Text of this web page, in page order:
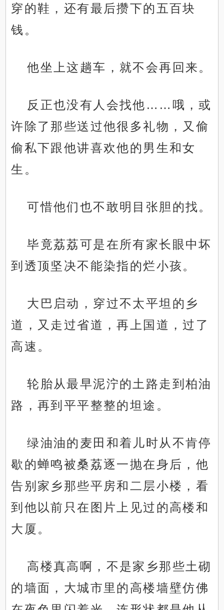
穿的鞋，还有最后攒下的五百块
钱。
他坐上这趟车，就不会再回来。
反正也没有人会找他……哦，或
许除了那些送过他很多礼物，又偷
偷私下跟他讲喜欢他的男生和女
生。
可惜他们也不敢明目张胆的找。
毕竟荔荔可是在所有家长眼中坏
到透顶坚决不能染指的烂小孩。
大巴启动，穿过不太平坦的乡
道，又走过省道，再上国道，过了
高速。
轮胎从最早泥泞的土路走到柏油
路，再到平平整整的坦途。
绿油油的麦田和着儿时从不肯停
歇的蝉鸣被桑荔逐一抛在身后，他
告别家乡那些平房和二层小楼，看
到他以前只在图片上见过的高楼和
大厦。
高楼真高啊，不是家乡那些土砌
的墙面，大城市里的高楼墙壁仿佛